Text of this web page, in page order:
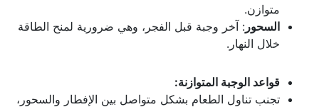
متوازن.
السحور : آخر وجبة قبل الفجر، وهي ضرورية لمنح الطاقة
خلال النهار.
قواعد الوجبة المتوازنة:
تجنب تناول الطعام بشكل متواصل بين الإفطار والسحور،